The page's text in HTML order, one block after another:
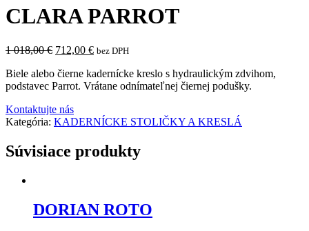
CLARA PARROT
1 018,00€ Pôvodná
bola:
1
712,00 €Aktuálna
je:
712,00 €.
bez DPH
Biele alebo čierne kadernícke kreslo s hydraulickým zdvihom,
podstavec Parrot. Vrátane odnímateľnej čiernej podušky.
Kontaktujte nás
Kategória: KADERNÍCKE STOLIČKY A KRESLÁ
Súvisiace produkty
DORIAN ROTO